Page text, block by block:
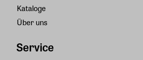
Kataloge
Über uns
Service